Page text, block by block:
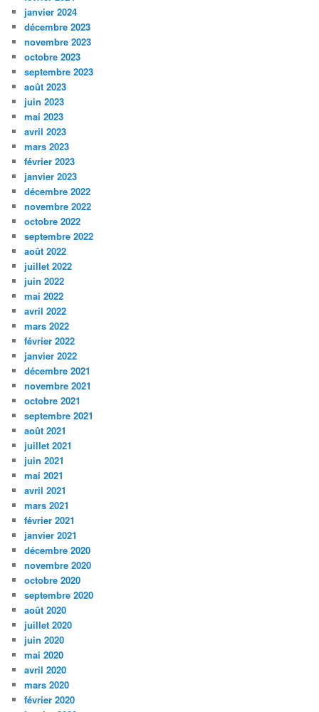
janvier 2024
décembre 2023
novembre 2023
octobre 2023
septembre 2023
août 2023
juin 2023
mai 2023
avril 2023
mars 2023
février 2023
janvier 2023
décembre 2022
novembre 2022
octobre 2022
septembre 2022
août 2022
juillet 2022
juin 2022
mai 2022
avril 2022
mars 2022
février 2022
janvier 2022
décembre 2021
novembre 2021
octobre 2021
septembre 2021
août 2021
juillet 2021
juin 2021
mai 2021
avril 2021
mars 2021
février 2021
janvier 2021
décembre 2020
novembre 2020
octobre 2020
septembre 2020
août 2020
juillet 2020
juin 2020
mai 2020
avril 2020
mars 2020
février 2020